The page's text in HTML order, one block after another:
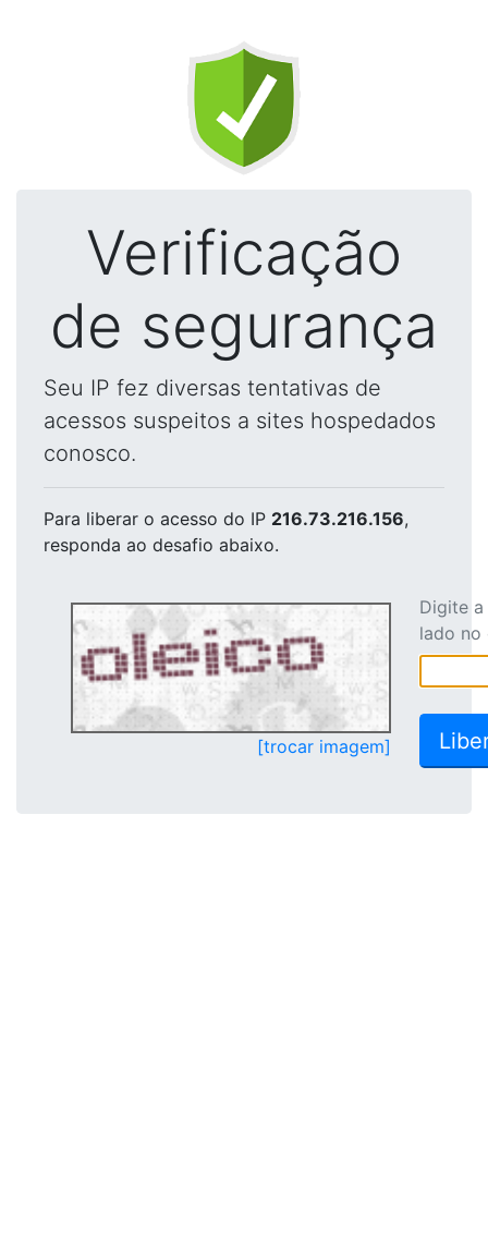
Verificação
de segurança
Seu IP fez diversas tentativas de
acessos suspeitos a sites hospedados
conosco.
Para liberar o acesso do IP 216.73.216.156,
responda ao desafio abaixo.
[trocar imagem]
Digite
lado no